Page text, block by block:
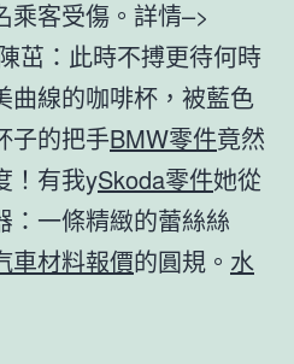
乘客受傷。詳情–>
茁：此時不搏更待何時
曲線的咖啡杯，被藍色
子的把手BMW零件竟然
！有我ySkoda零件她從
：一條精緻的蕾絲絲
車材料報價的圓規。 水